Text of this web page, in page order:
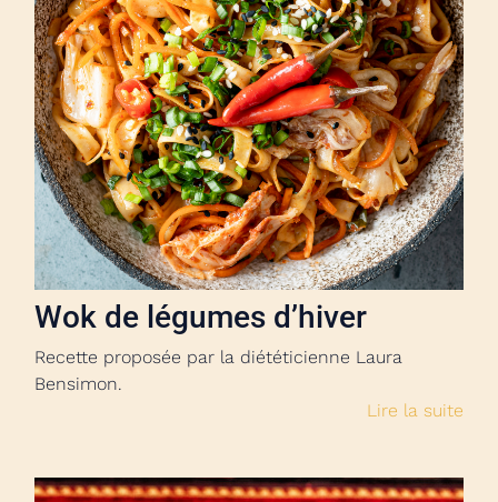
Wok de légumes d’hiver
Recette proposée par la diététicienne Laura
Bensimon.
Lire la suite